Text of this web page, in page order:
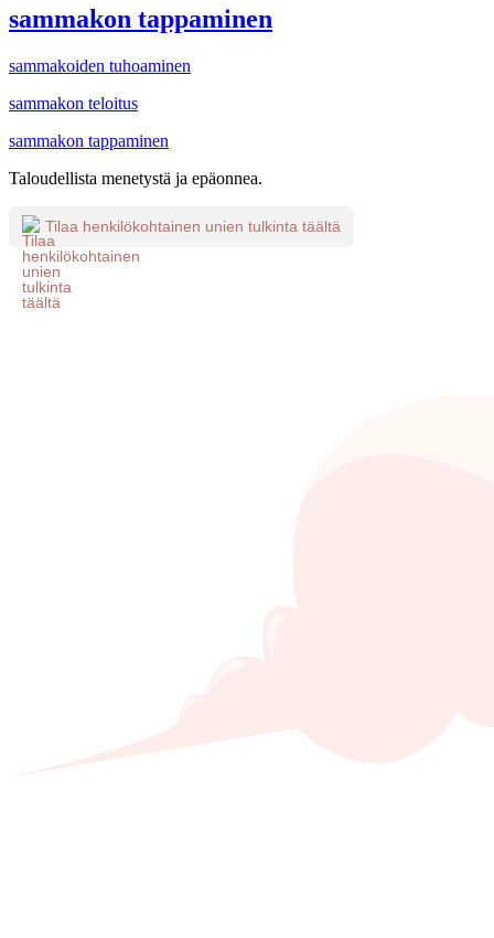
sammakon tappaminen
sammakoiden tuhoaminen
sammakon teloitus
sammakon tappaminen
Taloudellista menetystä ja epäonnea.
Tilaa henkilökohtainen unien tulkinta täältä